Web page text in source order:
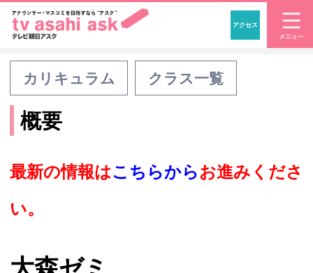
「アナウンサー・マ
アクセス
カリキュラム クラス一覧
概要
最新の情報はこちらからお進みくださ
い。